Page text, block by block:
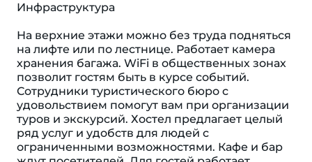
Инфраструктура
На верхние этажи можно без труда подняться
на лифте или по лестнице. Работает камера
хранения багажа. WiFi в общественных зонах
позволит гостям быть в курсе событий.
Сотрудники туристического бюро с
удовольствием помогут вам при организации
туров и экскурсий. Хостел предлагает целый
ряд услуг и удобств для людей с
ограниченными возможностями. Кафе и бар